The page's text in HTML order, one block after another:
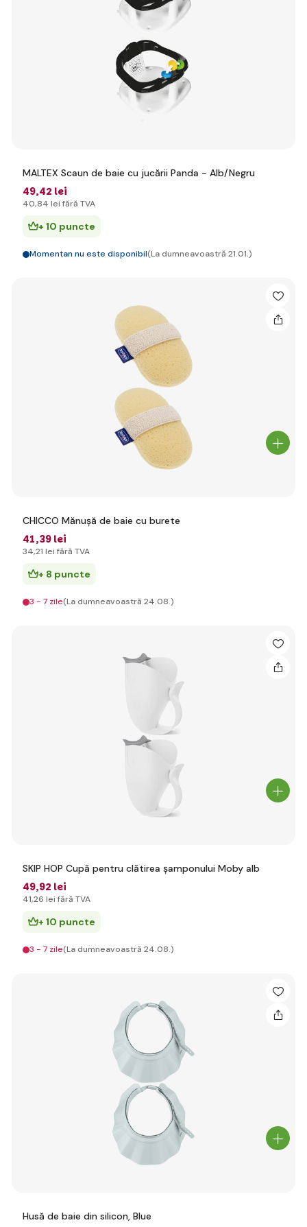
MALTEX Scaun de baie cu jucării Panda - Alb/Negru
49,42 lei
40,84 lei fără TVA
+ 10 puncte
Momentan nu este disponibil(La dumneavoastră 21.01.)
CHICCO Mănușă de baie cu burete
41,39 lei
34,21 lei fără TVA
+ 8 puncte
3 - 7 zile(La dumneavoastră 24.08.)
SKIP HOP Cupă pentru clătirea șamponului Moby alb
49,92 lei
41,26 lei fără TVA
+ 10 puncte
3 - 7 zile(La dumneavoastră 24.08.)
Husă de baie din silicon, Blue